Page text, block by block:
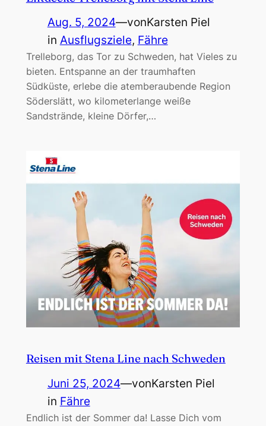
Aug. 5, 2024—vonKarsten Piel
in Ausflugsziele, Fähre
Trelleborg, das Tor zu Schweden, hat Vieles zu
bieten. Entspanne an der traumhaften
Südküste, erlebe die atemberaubende Region
Söderslätt, wo kilometerlange weiße
Sandstrände, kleine Dörfer,…
Reisen mit Stena Line nach Schweden
Juni 25, 2024—vonKarsten Piel
in Fähre
Endlich ist der Sommer da! Lasse Dich vom